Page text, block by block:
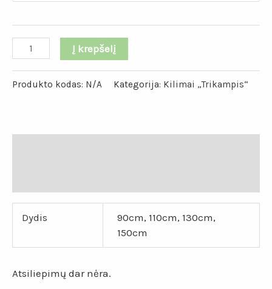
Į krepšelį
Produkto kodas: N/A Kategorija: Kilimai „Trikampis“
Dydis
90cm, 110cm, 130cm,
150cm
Atsiliepimų dar nėra.